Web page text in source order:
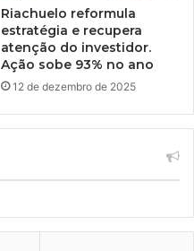
Riachuelo reformula
estratégia e recupera
atenção do investidor.
Ação sobe 93% no ano
12 de dezembro de 2025